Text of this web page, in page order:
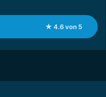
★ 4.6 von 5